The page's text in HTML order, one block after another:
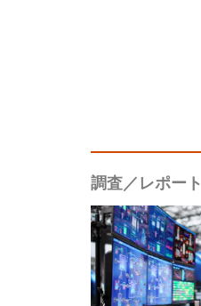
調査／レポート